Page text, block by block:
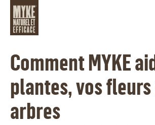
Comment MYKE
plantes, vos
arbres